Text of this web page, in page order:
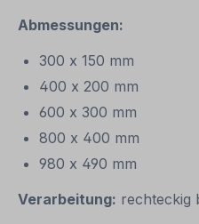
Abmessungen:
300 x 150 mm
400 x 200 mm
600 x 300 mm
800 x 400 mm
980 x 490 mm
Verarbeitung: rechteckig